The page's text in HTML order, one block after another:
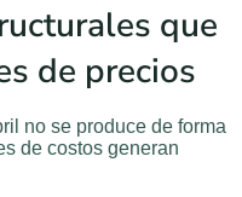
que
de precios
no se produce de forma
de costos generan